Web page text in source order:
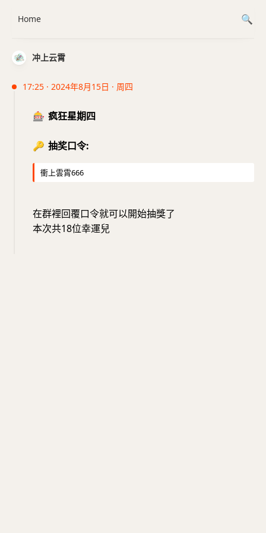
冲上云霄
17:25 · 2024年8月15日 · 周四
🎰 疯狂星期四
🔑 抽奖口令:
衝上雲霄666
在群裡回覆口令就可以開始抽獎了
本次共18位幸運兒
Home